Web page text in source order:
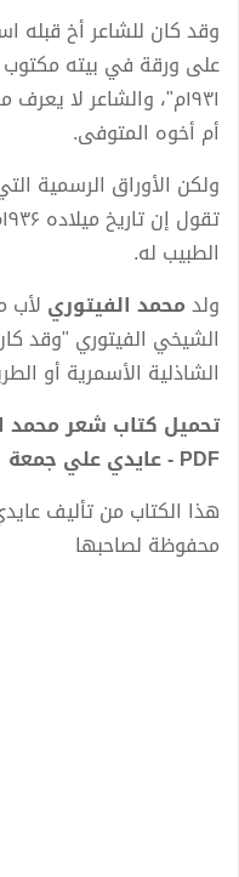
وقد كان للشاعر أخ قبله
على ورقة في بيته مكتوب
١٩٣١م"، والشاعر لا
أم أخوه المتوفى.
الطبيب له.
ولدمحمد الفيتوري لأب
الشيخي الفيتوري "وقد
الشاذلية الأسمرية أو
تحميل كتاب شعر محمد
PDF - عايدي علي جمعة
هذا الكتاب من تأليف
محفوظة لصاحبها